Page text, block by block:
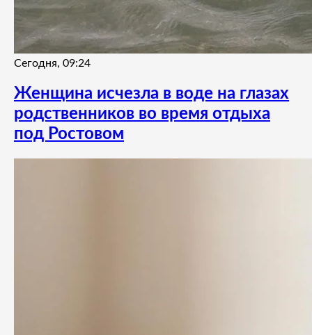
Сегодня, 09:24
Женщина исчезла в воде на глазах
родственников во время отдыха
под Ростовом